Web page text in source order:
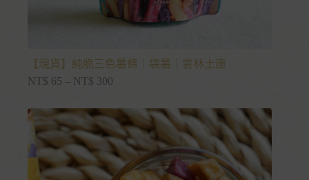
【現貨】純脆三色薯條｜袋薯｜雲林土庫
NT$ 65 – NT$ 300